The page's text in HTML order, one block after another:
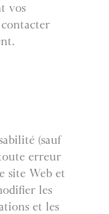
vos
(sauf
erreur
site Web et
les
et les